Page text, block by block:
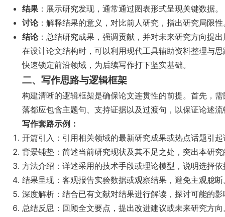
结果 ：展示研究发现，通常通过图表形式呈现关键数据。
讨论：解释结果的意义，对比前人研究，指出研究局限性
结论：总结研究成果，强调贡献，并对未来研究方向提
在设计论文结构时，可以利用现代工具辅助资料整理与
快速锁定前沿领域，为后续写作打下坚实基础。
二、写作思路与逻辑框架
构建清晰的逻辑框架是确保论文连贯性的前提。首先，
落都应包含主题句、支持证据以及过渡句，以保证论述
写作套路示例：
开篇引入：引用相关领域的最新研究成果或热点话题引
背景铺垫：简述当前研究现状及其不足之处，突出本研
方法介绍：详述采用的技术手段或理论模型，说明选择依
结果呈现：客观报告实验数据或观察结果，避免主观臆断
深度解析：结合已有文献对结果进行解读，探讨可能的
总结反思：回顾全文要点，提出改进建议或未来研究方向